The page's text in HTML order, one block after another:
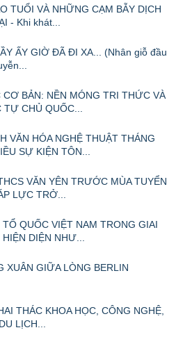
TUỔI VÀ NHỮNG CẠM BẪY DỊCH
- Khi khát...
ẤY GIỜ ĐÃ ĐI XA... (Nhân giỗ đầu
CƠ BẢN: NỀN MÓNG TRI THỨC VÀ
TỰ CHỦ QUỐC...
VĂN HÓA NGHỆ THUẬT THÁNG
SỰ KIỆN TÔN...
VĂN YÊN TRƯỚC MÙA TUYỂN
LỰC TRỞ...
TỔ QUỐC VIỆT NAM TRONG GIAI
DIỆN NHƯ...
XUÂN GIỮA LÒNG BERLIN
THÁC KHOA HỌC, CÔNG NGHỆ,
LỊCH...